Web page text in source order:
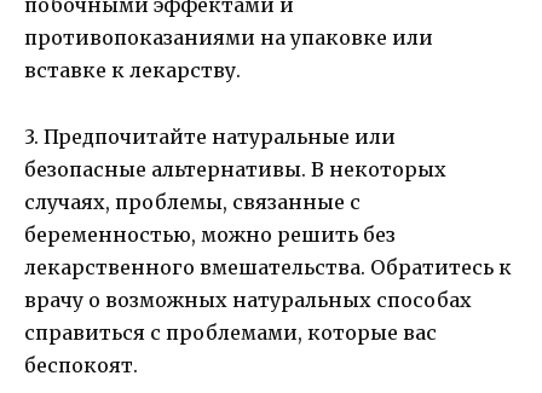
побочными эффектами и
противопоказаниями на упаковке или
вставке к лекарству.
3. Предпочитайте натуральные или
безопасные альтернативы. В некоторых
случаях, проблемы, связанные с
беременностью, можно решить без
лекарственного вмешательства. Обратитесь к
врачу о возможных натуральных способах
справиться с проблемами, которые вас
беспокоят.